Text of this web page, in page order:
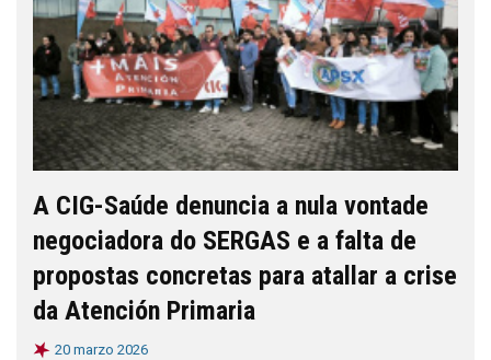
A CIG-Saúde denuncia a nula vontade
negociadora do SERGAS e a falta de
propostas concretas para atallar a crise
da Atención Primaria
20 marzo 2026